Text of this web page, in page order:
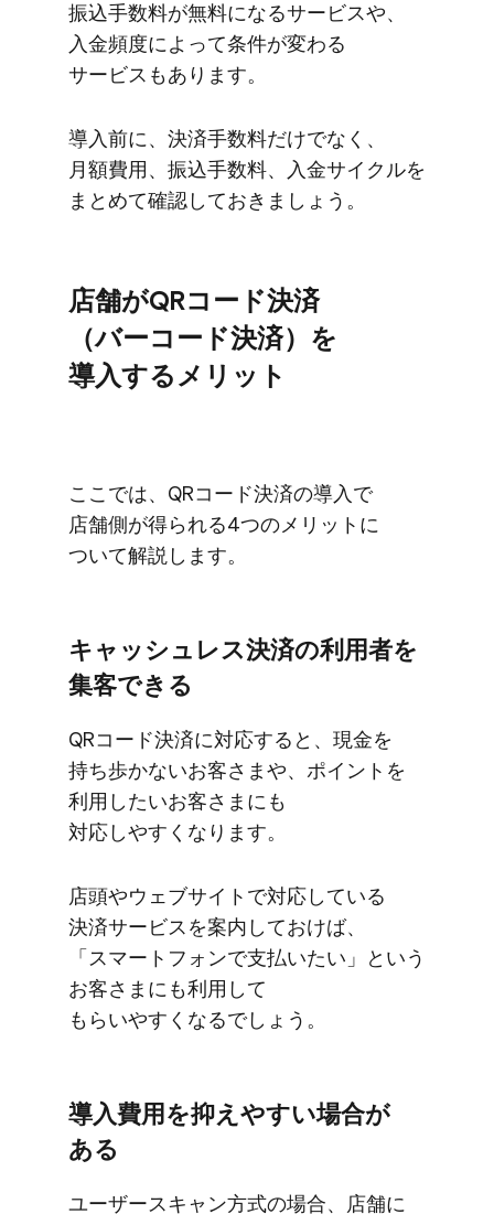
振込手数料が​無料に​なる​サービスや、​
入金頻度に​よって​条件が​変わる​
サービスも​あります。
導入前に、​決済手数料だけでなく、​
月額費用、​振込手数料、​入金サイクルを​
まとめて​確認して​おきましょう。
店舗が​QRコード決済​
（バーコード決済）を​
導入する​メリット
ここでは、​QRコード決済の​導入で​
店舗側が​得られる​4つの​メリットに​
ついて​解説します。
キャッシュレス決済の​利用者を​
集客できる
QRコード決済に​対応すると、​現金を​
持ち歩かない​お客さまや、​ポイントを​
利用したい​お客さまにも​
対応しやすくなります。
店頭や​ウェブサイトで​対応している​
決済サービスを​案内しておけば、​
「スマートフォンで​支払いたい」と​いう​
お客さまにも​利用して​
もらいやすくなるでしょう。
導入費用を​抑えやすい​場合が​
ある
ユーザースキャン方式の​場合、​店舗に​